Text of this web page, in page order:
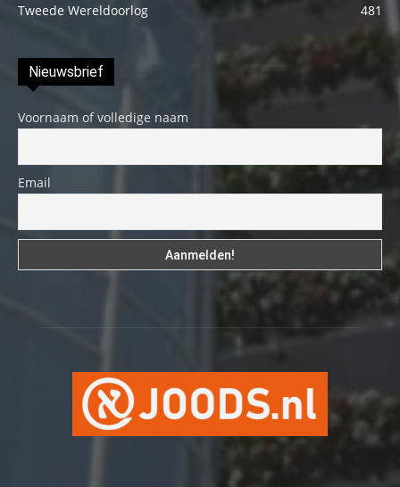
Tweede Wereldoorlog
481
Nieuwsbrief
Voornaam of volledige naam
Email